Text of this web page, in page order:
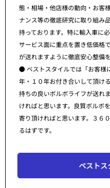
態・相場・他店様の動向・お客
ナンス等の徹底研究に取り組み
持っております。特に輸入車に
サービス面に重点を置き低価格
が送れますように徹底安心整備を
● ベストスタイルでは「お客様
年・１０年お付き合いして頂け
持ちの良いボルボライフが送れ
ければと思います。良質ボルボ
寄り頂ければと思います。３６
るはずです。
ベストス